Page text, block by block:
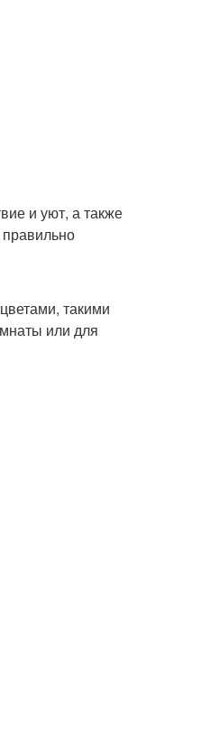
и уют, а также
такими
или для